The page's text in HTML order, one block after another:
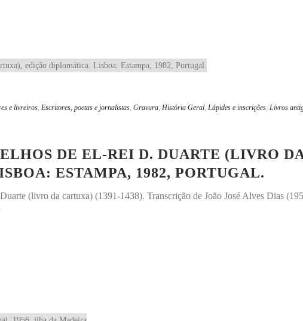
e livreiros, Escritores, poetas e jornalistas, Gravura, História Geral, Lápides e inscrições, Livros
DE EL-REI D. DUARTE (LIVRO
ESTAMPA, 1982, PORTUGAL.
(livro da cartuxa) (1391-1438). Transcrição de João José Alves Dias